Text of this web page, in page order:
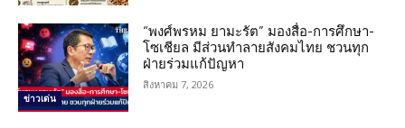
ข่าวเด่น
“พงศ์พรหม ยามะรัต” มองสื่อ-การศึกษา-
โซเชียล มีส่วนทำลายสังคมไทย ชวนทุก
ฝ่ายร่วมแก้ปัญหา
สิงหาคม 7, 2026